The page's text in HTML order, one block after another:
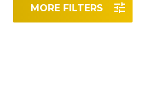
MORE FILTERS